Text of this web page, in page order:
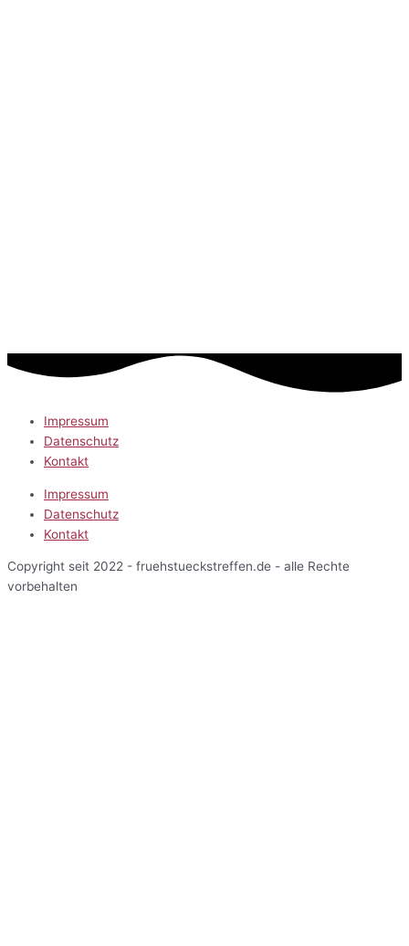
Impressum
Datenschutz
Kontakt
Impressum
Datenschutz
Kontakt
Copyright seit 2022 - fruehstueckstreffen.de - alle Rechte
vorbehalten